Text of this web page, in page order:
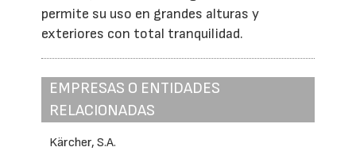
permite su uso en grandes alturas y
exteriores con total tranquilidad.
EMPRESAS O ENTIDADES
RELACIONADAS
Kärcher, S.A.